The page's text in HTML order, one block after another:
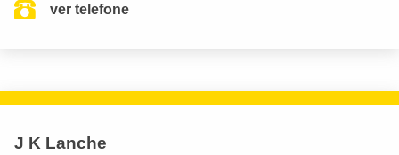
ver telefone
J K Lanche